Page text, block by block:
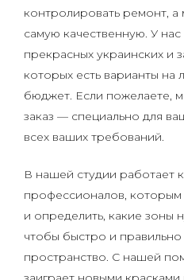
контролировать ремонт,
самую качественную. У
прекрасных украинских и
которых есть варианты на
бюджет. Если пожелаете,
заказ — специально для
всех ваших требований.
В нашей студии работает
профессионалов, которым
и определить, какие зоны
чтобы быстро и
пространство. С нашей